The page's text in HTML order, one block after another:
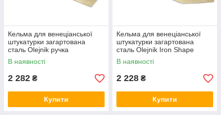
Кельма для венеціанської
штукатурки загартована
сталь Olejnik ручка
алькантара
240x80x100x0.3мм
В наявності
2 282 ₴
Купити
Кельма для венеціанської
штукатурки загартована
сталь Olejnik Iron Shape
240x197x86x0.3мм
В наявності
2 228 ₴
Купити